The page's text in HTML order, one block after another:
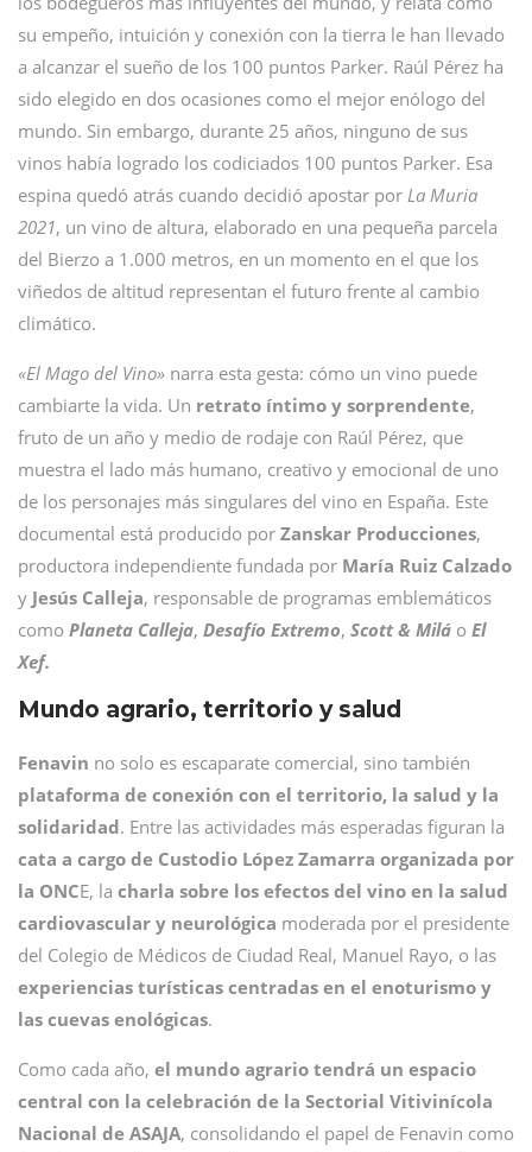
su empeño, intuición y conexión con la tierra le han llevado
a alcanzar el sueño de los 100 puntos Parker. Raúl Pérez ha
sido elegido en dos ocasiones como el mejor enólogo del
mundo. Sin embargo, durante 25 años, ninguno de sus
vinos había logrado los codiciados 100 puntos Parker. Esa
espina quedó atrás cuando decidió apostar por La Muria
2021, un vino de altura, elaborado en una pequeña parcela
del Bierzo a 1.000 metros, en un momento en el que los
viñedos de altitud representan el futuro frente al cambio
climático.
«El Mago del Vino» narra esta gesta: cómo un vino puede
cambiarte la vida. Un retrato íntimo y sorprendente,
fruto de un año y medio de rodaje con Raúl Pérez, que
muestra el lado más humano, creativo y emocional de uno
de los personajes más singulares del vino en España. Este
documental está producido por Zanskar Producciones,
productora independiente fundada por María Ruiz Calzado
y Jesús Calleja, responsable de programas emblemáticos
como Planeta Calleja, Desafío Extremo, Scott & Milá o El
Xef.
Mundo agrario, territorio y salud
Fenavin no solo es escaparate comercial, sino también
plataforma de conexión con el territorio, la salud y la
solidaridad. Entre las actividades más esperadas figuran la
cata a cargo de Custodio López Zamarra organizada por
la ONCE, la charla sobre los efectos del vino en la salud
cardiovascular y neurológica moderada por el presidente
del Colegio de Médicos de Ciudad Real, Manuel Rayo, o las
experiencias turísticas centradas en el enoturismo y
las cuevas enológicas.
Como cada año, el mundo agrario tendrá un espacio
central con la celebración de la Sectorial Vitivinícola
Nacional de ASAJA, consolidando el papel de Fenavin como